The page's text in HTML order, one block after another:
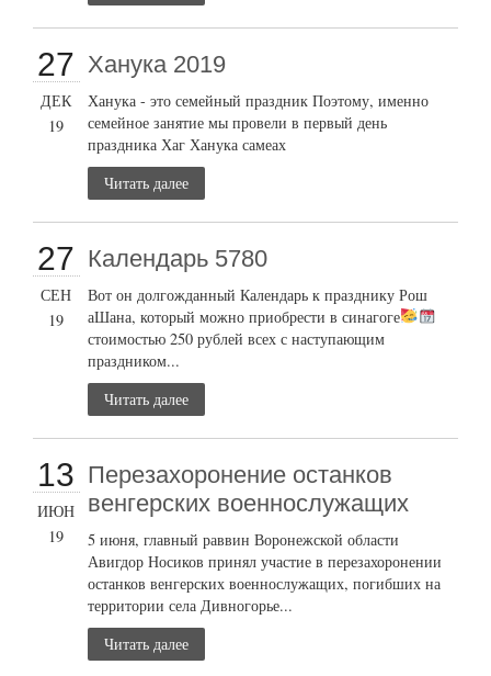
27
ДЕК
19
Ханука 2019
Ханука - это семейный праздник Поэтому, именно
семейное занятие мы провели в первый день
праздника Хаг Ханука самеах
Читать далее
27
СЕН
19
Календарь 5780
Вот он долгожданный Календарь к празднику Рош
аШана, который можно приобрести в синагоге
стоимостью 250 рублей всех с наступающим
праздником...
Читать далее
13
ИЮН
19
Перезахоронение останков
венгерских военнослужащих
5 июня, главный раввин Воронежской области
Авигдор Носиков принял участие в перезахоронении
останков венгерских военнослужащих, погибших на
территории села Дивногорье...
Читать далее